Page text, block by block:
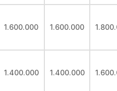
1.600.000 1.600.000
1.400.000 1.400.000